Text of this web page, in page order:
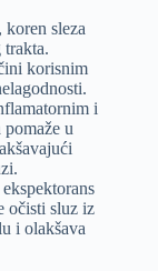
sleza
trakta.
korisnim
i
u
očisti sluz iz
i olakšava